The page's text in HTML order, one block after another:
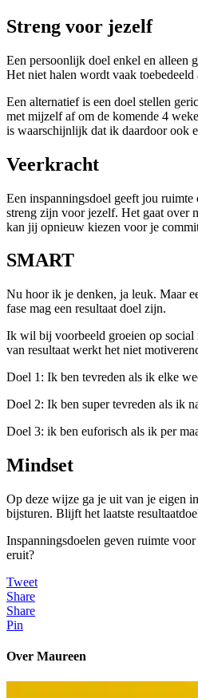
Streng voor jezelf
Een persoonlijk doel enkel en alleen
Het niet halen wordt vaak
Een alternatief is een doel stellen
met mijzelf af om de komende 4
is waarschijnlijk dat ik daardoor ook
Veerkracht
Een inspanningsdoel geeft jou
streng zijn voor jezelf. Het gaat over
kan jij opnieuw kiezen voor je
SMART
Nu hoor ik je denken, ja leuk. Maar
fase mag een resultaat doel zijn.
Ik wil bij voorbeeld groeien op social
van resultaat werkt het niet
Doel 1: Ik ben tevreden als ik elke
Doel 2: Ik ben super tevreden als ik
Doel 3: ik ben euforisch als ik per
Mindset
Op deze wijze ga je uit van je eigen
bijsturen. Blijft het laatste
Inspanningsdoelen geven ruimte
eruit?
Tweet
Share
Share
Pin
Over Maureen